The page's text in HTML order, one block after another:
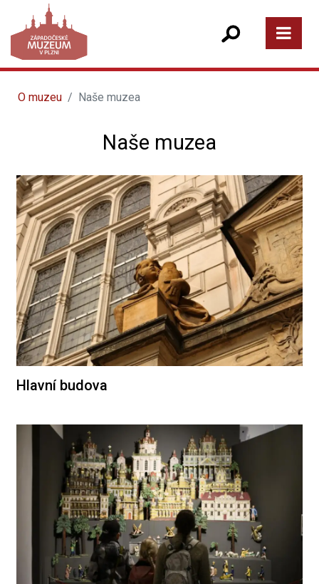
O muzeu Naše muzea
Naše muzea
Hlavní budova